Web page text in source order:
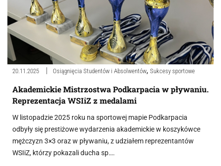
20.11.2025 Osiągnięcia Studentów i Absolwentów, Sukcesy sportowe
Akademickie Mistrzostwa Podkarpacia w pływaniu.
Reprezentacja WSIiZ z medalami
W listopadzie 2025 roku na sportowej mapie Podkarpacia
odbyły się prestiżowe wydarzenia akademickie w koszykówce
mężczyzn 3×3 oraz w pływaniu, z udziałem reprezentantów
WSIiZ, którzy pokazali ducha sp….